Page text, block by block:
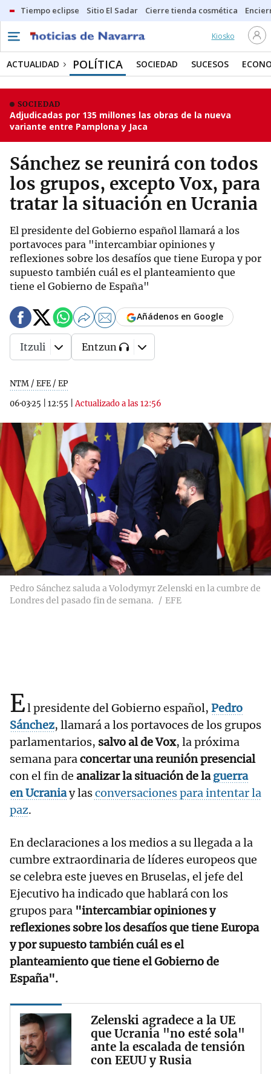
Tiempo eclipse Sitio El Sadar Cierre tienda cosmética
Kiosko
ACTUALIDAD POLÍTICA SOCIEDAD SUCESOS
SOCIEDAD
Adjudicadas por 135 millones las obras de la nueva
variante entre Pamplona y Jaca
Sánchez se reunirá con todos
los grupos, excepto Vox, para
tratar la situación en Ucrania
El presidente del Gobierno español llamará a los
portavoces para "intercambiar opiniones y
reflexiones sobre los desafíos que tiene Europa y por
supuesto también cuál es el planteamiento que
tiene el Gobierno de España"
NTM / EFE / EP
06·03·25
12:55 |Actualizado a las 12:56
Añádenos en Google
Itzuli Entzun
Pedro Sánchez saluda a Volodymyr Zelenski en la cumbre de
Londres del pasado fin de semana.
EFE
El presidente del Gobierno español, Pedro
Sánchez, llamará a los portavoces de los grupos
parlamentarios, salvo al de Vox, la próxima
semana paraconcertar una reunión presencial
con el fin de analizar la situación de laguerra
en Ucraniay lasconversaciones para intentar la
paz.
En declaraciones a los medios a su llegada a la
cumbre extraordinaria de líderes europeos que
se celebra este jueves en Bruselas, el jefe del
Ejecutivo ha indicado que hablará con los
grupos para "intercambiar opiniones y
reflexiones sobre los desafíos que tiene Europa
y por supuesto también cuál es el
planteamiento que tiene el Gobierno de
España".
Zelenski agradece a la UE
que Ucrania "no esté sola"
ante la escalada de tensión
con EEUU y Rusia